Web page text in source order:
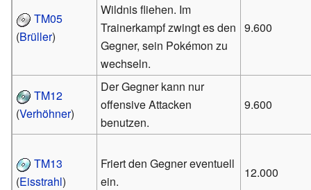
TM05
(Brüller)
Wildnis fliehen. Im
Trainerkampf zwingt es den
Gegner, sein Pokémon zu
wechseln.
9.600
TM12
(Verhöhner)
Der Gegner kann nur
offensive Attacken
benutzen.
9.600
TM13
(Eisstrahl)
Friert den Gegner eventuell
ein.
12.000